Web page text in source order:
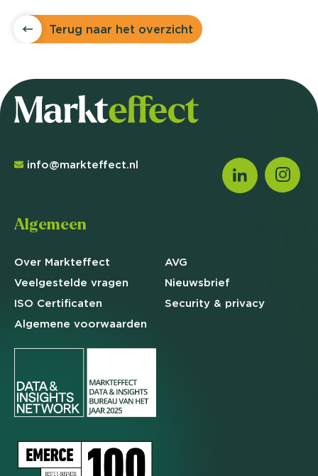
Terug naar het overzicht
info@markteffect.nl
Algemeen
Over Markteffect
Veelgestelde vragen
ISO Certificaten
Algemene voorwaarden
AVG
Nieuwsbrief
Security & privacy